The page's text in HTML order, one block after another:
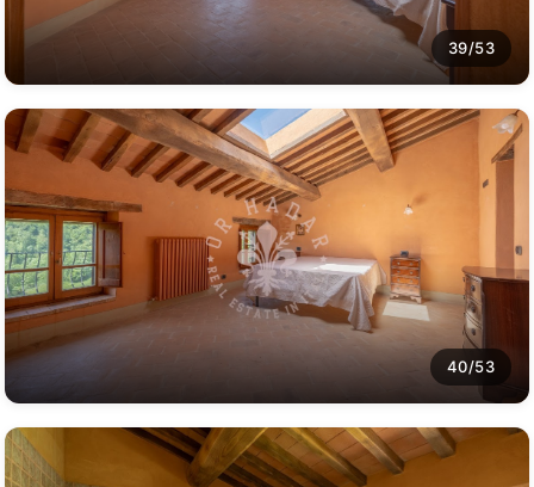
39/53
40/53